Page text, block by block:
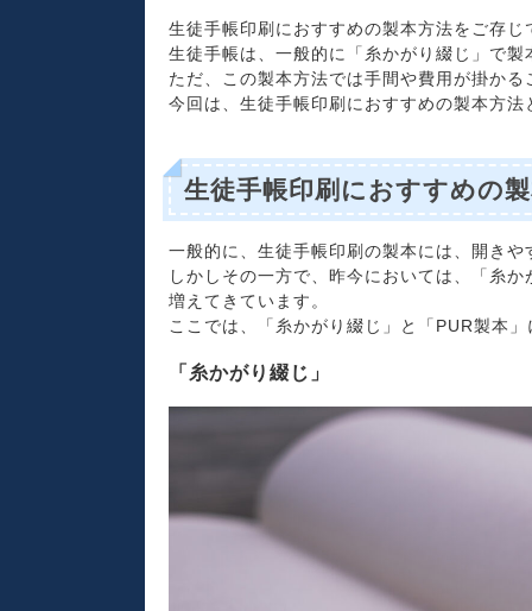
生徒手帳印刷におすすめの製本方法をご存じ
生徒手帳は、一般的に「糸かがり綴じ」で製
ただ、この製本方法では手間や費用が掛かる
今回は、生徒手帳印刷におすすめの製本方
生徒手帳印刷におすすめの
一般的に、生徒手帳印刷の製本には、開きや
しかしその一方で、昨今においては、「糸
増えてきています。
ここでは、「糸かがり綴じ」と「PUR製本」
「糸かがり綴じ」